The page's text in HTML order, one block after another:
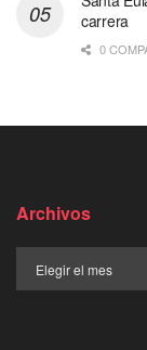
carrera
0
Archivos